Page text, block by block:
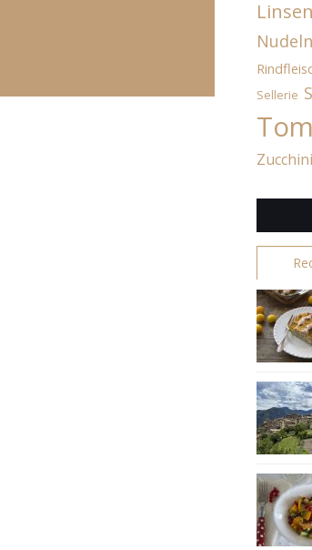
Linsen
Nudeln
Sellerie
Zucchini